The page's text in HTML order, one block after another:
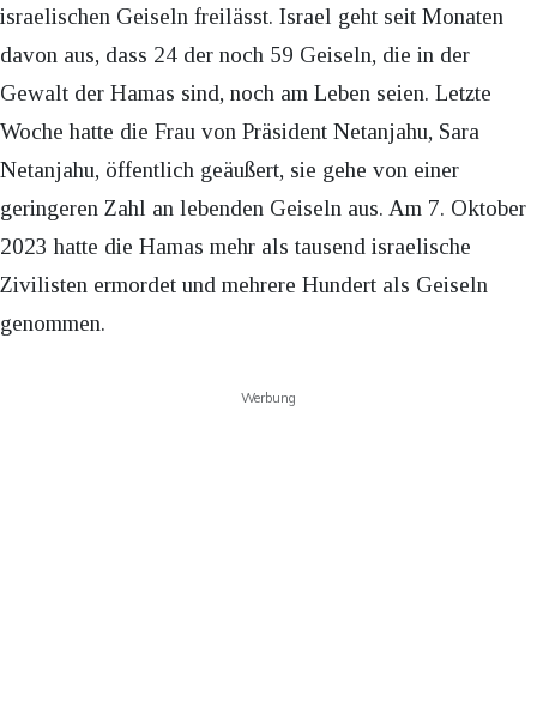
israelischen Geiseln freilässt. Israel geht seit Monaten
davon aus, dass 24 der noch 59 Geiseln, die in der
Gewalt der Hamas sind, noch am Leben seien. Letzte
Woche hatte die Frau von Präsident Netanjahu, Sara
Netanjahu, öffentlich geäußert, sie gehe von einer
geringeren Zahl an lebenden Geiseln aus. Am 7. Oktober
2023 hatte die Hamas mehr als tausend israelische
Zivilisten ermordet und mehrere Hundert als Geiseln
genommen.
Werbung